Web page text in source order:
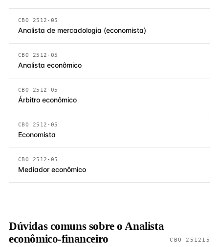
CBO 2512-05
Analista de mercadologia (economista)
CBO 2512-05
Analista econômico
CBO 2512-05
Árbitro econômico
CBO 2512-05
Economista
CBO 2512-05
Mediador econômico
Dúvidas comuns sobre o Analista
econômico-financeiro
CBO 251215